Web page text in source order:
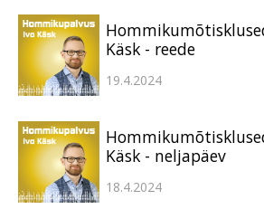
Käsk - reede
19.4.2024
Käsk - neljapäev
18.4.2024